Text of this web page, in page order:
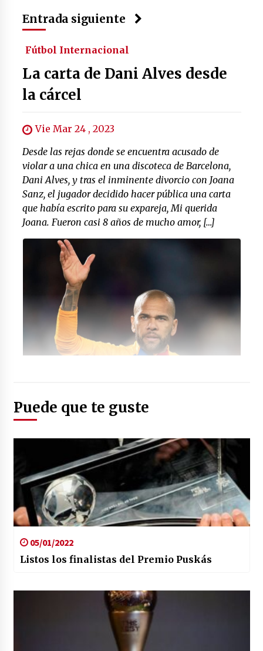
Entrada siguiente
Fútbol Internacional
La carta de Dani Alves desde
la cárcel
Vie Mar 24 , 2023
Desde las rejas donde se encuentra acusado de
violar a una chica en una discoteca de Barcelona,
Dani Alves, y tras el inminente divorcio con Joana
Sanz, el jugador decidido hacer pública una carta
que había escrito para su expareja, Mi querida
Joana. Fueron casi 8 años de mucho amor, […]
Puede que te guste
05/01/2022
Listos los finalistas del Premio Puskás